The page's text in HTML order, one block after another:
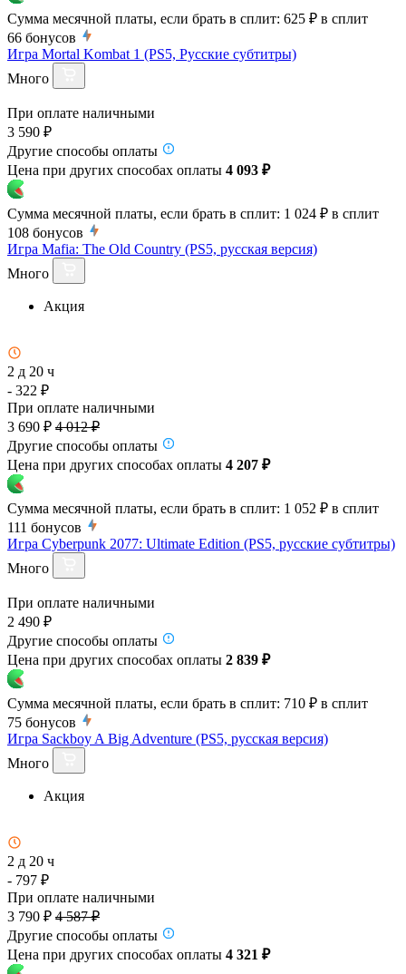
Сумма месячной платы, если брать в сплит: 625 ₽ в сплит
66 бонусов
Игра Mortal Kombat 1 (PS5, Русские субтитры)
Много
При оплате наличными
3 590 ₽
Другие способы оплаты
Цена при других способах оплаты 4 093 ₽
Сумма месячной платы, если брать в сплит: 1 024 ₽ в сплит
108 бонусов
Игра Mafia: The Old Country (PS5, русская версия)
Много
Акция
2 д 20 ч
- 322 ₽
При оплате наличными
3 690 ₽ 4 012 ₽
Другие способы оплаты
Цена при других способах оплаты 4 207 ₽
Сумма месячной платы, если брать в сплит: 1 052 ₽ в сплит
111 бонусов
Игра Cyberpunk 2077: Ultimate Edition (PS5, русские субтитры)
Много
При оплате наличными
2 490 ₽
Другие способы оплаты
Цена при других способах оплаты 2 839 ₽
Сумма месячной платы, если брать в сплит: 710 ₽ в сплит
75 бонусов
Игра Sackboy A Big Adventure (PS5, русская версия)
Много
Акция
2 д 20 ч
- 797 ₽
При оплате наличными
3 790 ₽ 4 587 ₽
Другие способы оплаты
Цена при других способах оплаты 4 321 ₽